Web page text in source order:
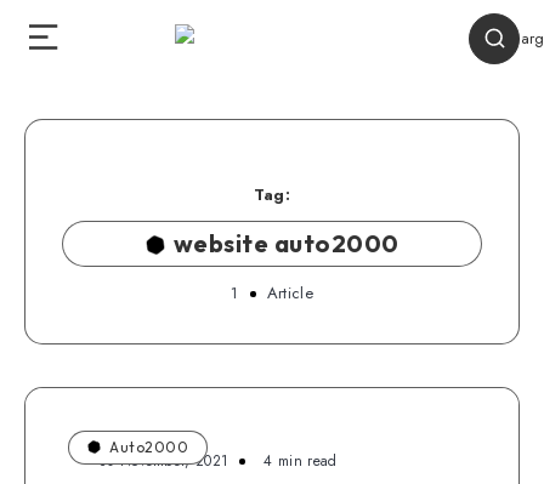
Tag:
website auto2000
1 Article
Auto2000
30 November, 2021 4 min read